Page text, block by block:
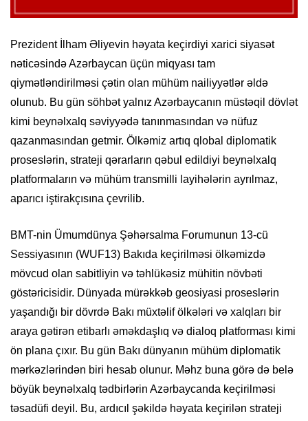
Prezident İlham Əliyevin həyata keçirdiyi xarici siyasət
nəticəsində Azərbaycan üçün miqyası tam
qiymətləndirilməsi çətin olan mühüm nailiyyətlər əldə
olunub. Bu gün söhbət yalnız Azərbaycanın müstəqil dövlət
kimi beynəlxalq səviyyədə tanınmasından və nüfuz
qazanmasından getmir. Ölkəmiz artıq qlobal diplomatik
proseslərin, strateji qərarların qəbul edildiyi beynəlxalq
platformaların və mühüm transmilli layihələrin ayrılmaz,
aparıcı iştirakçısına çevrilib.
BMT-nin Ümumdünya Şəhərsalma Forumunun 13-cü
Sessiyasının (WUF13) Bakıda keçirilməsi ölkəmizdə
mövcud olan sabitliyin və təhlükəsiz mühitin növbəti
göstəricisidir. Dünyada mürəkkəb geosiyasi proseslərin
yaşandığı bir dövrdə Bakı müxtəlif ölkələri və xalqları bir
araya gətirən etibarlı əməkdaşlıq və dialoq platforması kimi
ön plana çıxır. Bu gün Bakı dünyanın mühüm diplomatik
mərkəzlərindən biri hesab olunur. Məhz buna görə də belə
böyük beynəlxalq tədbirlərin Azərbaycanda keçirilməsi
təsadüfi deyil. Bu, ardıcıl şəkildə həyata keçirilən strateji